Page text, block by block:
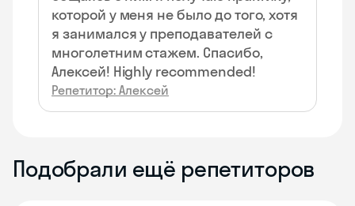
которой у меня не было до того, хотя
я занимался у преподавателей с
многолетним стажем. Спасибо,
Алексей! Highly recommended!
Репетитор: Алексей
Подобрали ещё репетиторов